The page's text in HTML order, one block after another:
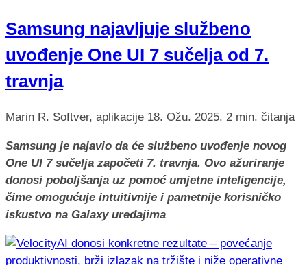
Samsung najavljuje službeno
uvođenje One UI 7 sučelja od 7.
travnja
Marin R. Softver, aplikacije 18. Ožu. 2025. 2 min. čitanja
Samsung je najavio da će službeno uvođenje novog
One UI 7 sučelja započeti 7. travnja. Ovo ažuriranje
donosi poboljšanja uz pomoć umjetne inteligencije,
čime omogućuje intuitivnije i pametnije korisničko
iskustvo na Galaxy uređajima